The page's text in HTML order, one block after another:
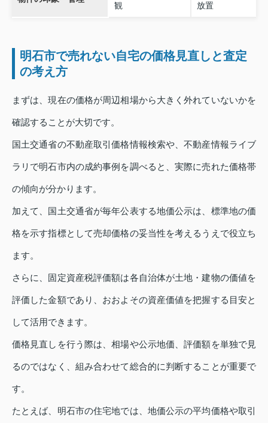
観 放置
明石市で売れない自宅の価格見直しと査定
の考え方
まずは、現在の価格が周辺相場から大きく外れていないかを
確認することが大切です。
国土交通省の不動産取引価格情報検索や、不動産情報ライブ
ラリで明石市内の成約事例を調べると、実際に売れた価格帯
の傾向が分かります。
加えて、国土交通省が毎年公表する地価公示は、標準地の価
格を示す指標として売却価格の妥当性を考えるうえで役立ち
ます。
さらに、固定資産税評価額は各自治体が土地・建物の価値を
評価した金額であり、おおよその資産価値を把握する目安と
して活用できます。
価格見直しを行う際は、相場や公示地価、評価額を単独で見
るのではなく、組み合わせて総合的に判断することが重要で
す。
たとえば、明石市の住宅地では、地価公示の平均価格や取引